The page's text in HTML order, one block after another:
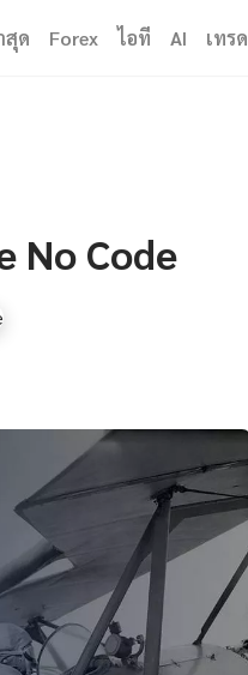
สุด Forex ไอที AI เทรด
No Code